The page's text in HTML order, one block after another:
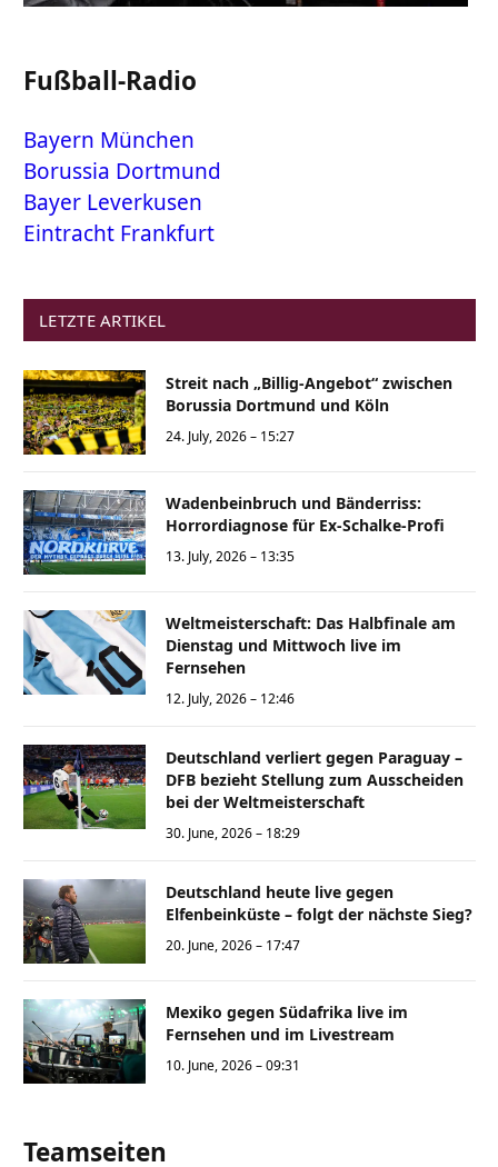
Fußball-Radio
Bayern München
Borussia Dortmund
Bayer Leverkusen
Eintracht Frankfurt
LETZTE ARTIKEL
Streit nach „Billig-Angebot“ zwischen
Borussia Dortmund und Köln
24. July, 2026 – 15:27
Wadenbeinbruch und Bänderriss:
Horrordiagnose für Ex-Schalke-Profi
13. July, 2026 – 13:35
Weltmeisterschaft: Das Halbfinale am
Dienstag und Mittwoch live im
Fernsehen
12. July, 2026 – 12:46
Deutschland verliert gegen Paraguay –
DFB bezieht Stellung zum Ausscheiden
bei der Weltmeisterschaft
30. June, 2026 – 18:29
Deutschland heute live gegen
Elfenbeinküste – folgt der nächste Sieg?
20. June, 2026 – 17:47
Mexiko gegen Südafrika live im
Fernsehen und im Livestream
10. June, 2026 – 09:31
Teamseiten